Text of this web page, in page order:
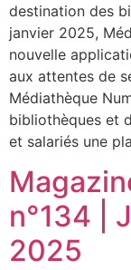
destination des
janvier 2025,
nouvelle
aux attentes de
Médiathèque
bibliothèques et
et salariés une
n°134 |
2025